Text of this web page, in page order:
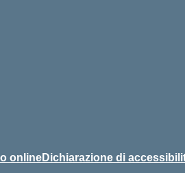
onlineDichiarazione di